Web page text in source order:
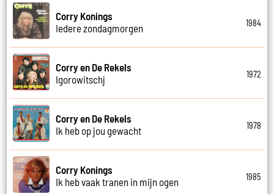
Corry Konings
Iedere zondagmorgen
1984
Corry en De Rekels
Igorowitschj
1972
Corry en De Rekels
Ik heb op jou gewacht
1978
Corry Konings
Ik heb vaak tranen in mijn ogen
1985